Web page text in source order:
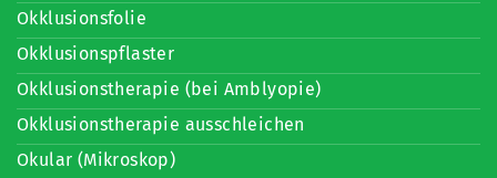
Okklusionsfolie
Okklusionspflaster
Okklusionstherapie (bei Amblyopie)
Okklusionstherapie ausschleichen
Okular (Mikroskop)